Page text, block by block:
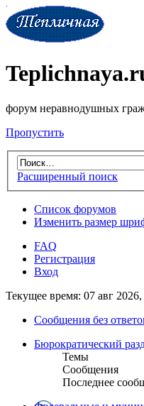
форум неравнодушных
Пропустить
Расширенный поиск
Список форумов
Изменить размер
FAQ
Регистрация
Вход
Текущее время: 07 авг
Сообщения без
Бюрократический
Темы
Сообщения
Последнее